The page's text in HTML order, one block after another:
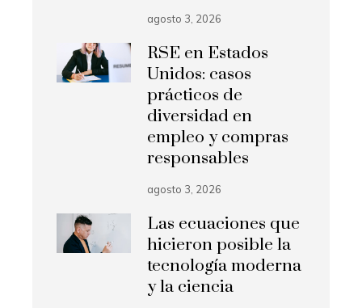
agosto 3, 2026
RSE en Estados
Unidos: casos
prácticos de
diversidad en
empleo y compras
responsables
agosto 3, 2026
Las ecuaciones que
hicieron posible la
tecnología moderna
y la ciencia